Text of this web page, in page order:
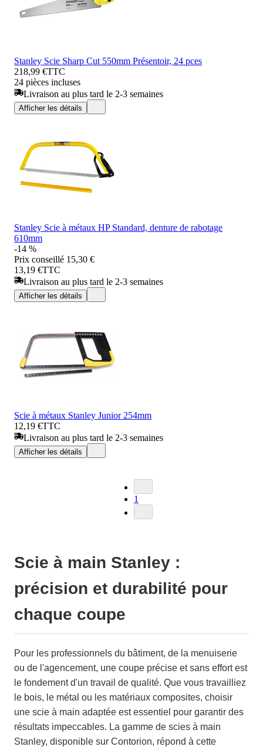
Stanley Scie Sharp Cut 550mm Présentoir, 24 pces
218,99 €TTC
24 pièces incluses
Livraison au plus tard le 2-3 semaines
Afficher les détails
Stanley Scie à métaux HP Standard, denture de rabotage
610mm
-14 %
Prix conseillé 15,30 €
13,19 €TTC
Livraison au plus tard le 2-3 semaines
Afficher les détails
Scie à métaux Stanley Junior 254mm
12,19 €TTC
Livraison au plus tard le 2-3 semaines
Afficher les détails
1
Scie à main Stanley :
précision et durabilité pour
chaque coupe
Pour les professionnels du bâtiment, de la menuiserie
ou de l'agencement, une coupe précise et sans effort est
le fondement d'un travail de qualité. Que vous travailliez
le bois, le métal ou les matériaux composites, choisir
une scie à main adaptée est essentiel pour garantir des
résultats impeccables. La gamme de scies à main
Stanley, disponible sur Contorion, répond à cette